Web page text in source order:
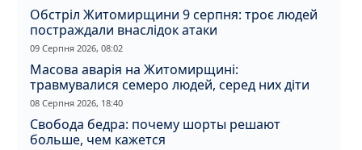
Обстріл Житомирщини 9 серпня: троє людей
постраждали внаслідок атаки
09 Серпня 2026, 08:02
Масова аварія на Житомирщині:
травмувалися семеро людей, серед них діти
08 Серпня 2026, 18:40
Свобода бедра: почему шорты решают
больше, чем кажется